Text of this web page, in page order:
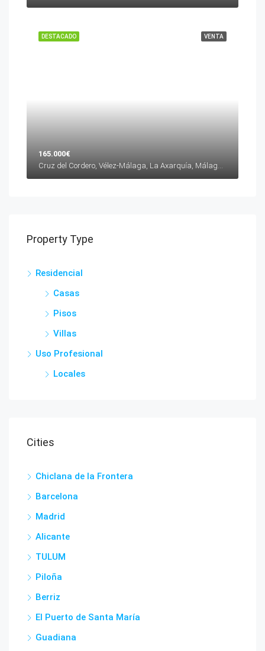
VENTA
DESTACADO
165.000€
Property Type
Residencial
Casas
Pisos
Villas
Uso Profesional
Locales
Cities
Chiclana de la Frontera
Barcelona
Madrid
Alicante
TULUM
Piloña
Berriz
El Puerto de Santa María
Guadiana